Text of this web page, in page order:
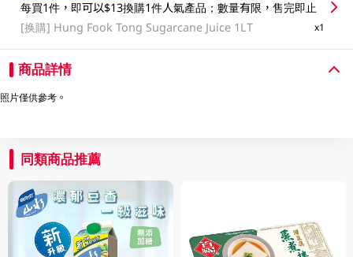
每買1件，即可以$13換購1件人氣產品；數量有限，售完即止
[换購] Hung Fook Tong Sugarcane Juice 1LT x1
商品詳情
照片僅供參考。
同類商品推薦